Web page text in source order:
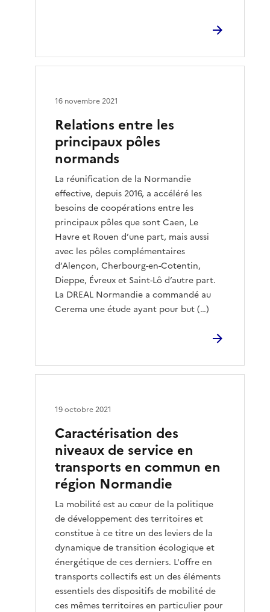
Relations entre les
principaux pôles
normands
La réunification de la Normandie
effective, depuis 2016, a accéléré les
besoins de coopérations entre les
principaux pôles que sont Caen, Le
Havre et Rouen d’une part, mais aussi
avec les pôles complémentaires
d’Alençon, Cherbourg-en-Cotentin,
Dieppe, Évreux et Saint-Lô d’autre part.
La DREAL Normandie a commandé au
Cerema une étude ayant pour but (…)
16 novembre 2021
Caractérisation des
niveaux de service en
transports en commun en
région Normandie
La mobilité est au cœur de la politique
de développement des territoires et
constitue à ce titre un des leviers de la
dynamique de transition écologique et
énergétique de ces derniers. L'offre en
transports collectifs est un des éléments
essentiels des dispositifs de mobilité de
ces mêmes territoires en particulier pour
19 octobre 2021